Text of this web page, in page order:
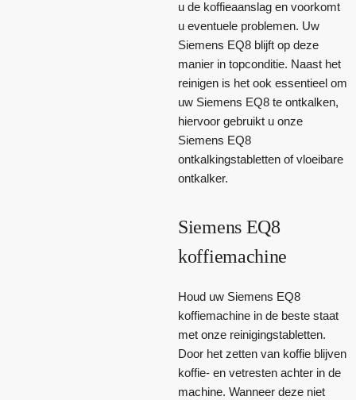
u de koffieaanslag en voorkomt
u eventuele problemen. Uw
Siemens EQ8 blijft op deze
manier in topconditie. Naast het
reinigen is het ook essentieel om
uw Siemens EQ8 te ontkalken,
hiervoor gebruikt u onze
Siemens EQ8
ontkalkingstabletten of vloeibare
ontkalker.
Siemens EQ8
koffiemachine
Houd uw Siemens EQ8
koffiemachine in de beste staat
met onze reinigingstabletten.
Door het zetten van koffie blijven
koffie- en vetresten achter in de
machine. Wanneer deze niet